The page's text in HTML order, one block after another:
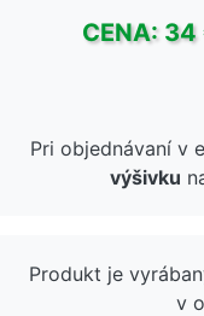
CENA: 34
Pri objednávaní v
výšivku
Produkt je
v